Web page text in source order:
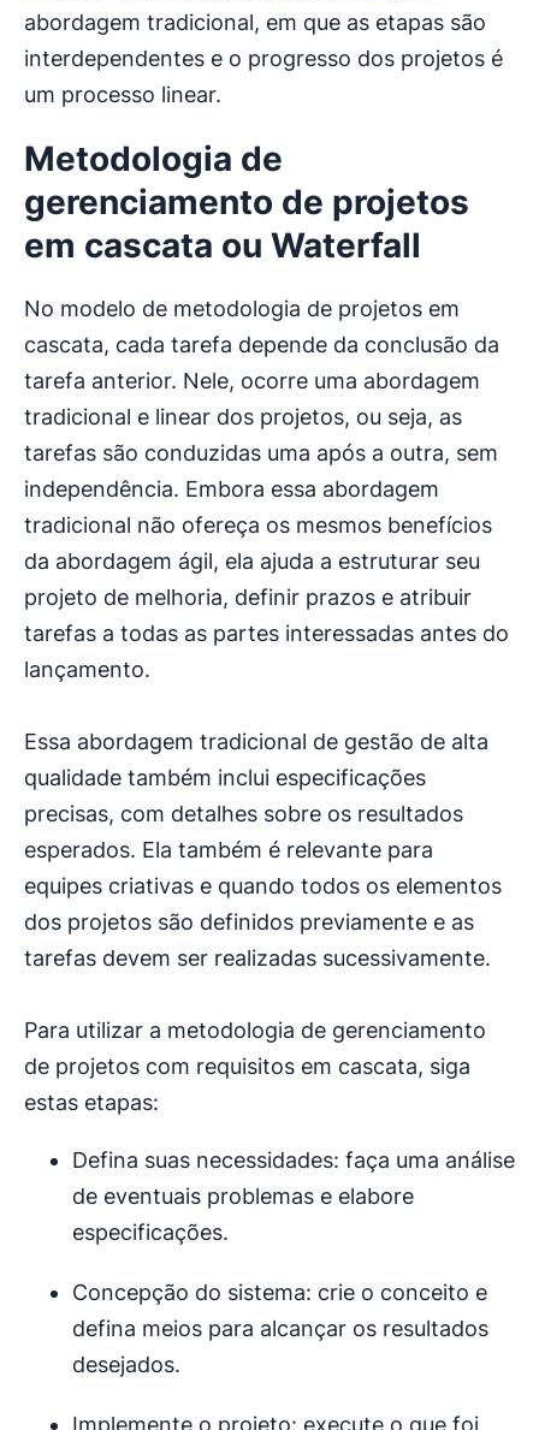
abordagem tradicional, em que as etapas são
interdependentes e o progresso dos projetos é
um processo linear.
Metodologia de
gerenciamento de projetos
em cascata ou Waterfall
No modelo de metodologia de projetos em
cascata, cada tarefa depende da conclusão da
tarefa anterior. Nele, ocorre uma abordagem
tradicional e linear dos projetos, ou seja, as
tarefas são conduzidas uma após a outra, sem
independência. Embora essa abordagem
tradicional não ofereça os mesmos benefícios
da abordagem ágil, ela ajuda a estruturar seu
projeto de melhoria, definir prazos e atribuir
tarefas a todas as partes interessadas antes do
lançamento.
Essa abordagem tradicional de gestão de alta
qualidade também inclui especificações
precisas, com detalhes sobre os resultados
esperados. Ela também é relevante para
equipes criativas e quando todos os elementos
dos projetos são definidos previamente e as
tarefas devem ser realizadas sucessivamente.
Para utilizar a metodologia de gerenciamento
de projetos com requisitos em cascata, siga
estas etapas:
Defina suas necessidades: faça uma análise
de eventuais problemas e elabore
especificações.
Concepção do sistema: crie o conceito e
defina meios para alcançar os resultados
desejados.
Implemente o projeto: execute o que foi